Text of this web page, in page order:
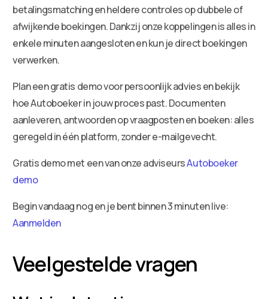
betalingsmatching en heldere controles op dubbele of
afwijkende boekingen. Dankzij onze koppelingen is alles in
enkele minuten aangesloten en kun je direct boekingen
verwerken.
Plan een gratis demo voor persoonlijk advies en bekijk
hoe Autoboeker in jouw proces past. Documenten
aanleveren, antwoorden op vraagposten en boeken: alles
geregeld in één platform, zonder e-mailgevecht.
Gratis demo met een van onze adviseursAutoboeker
demo
Begin vandaag nog en je bent binnen 3 minuten live:
Aanmelden
Veelgestelde vragen